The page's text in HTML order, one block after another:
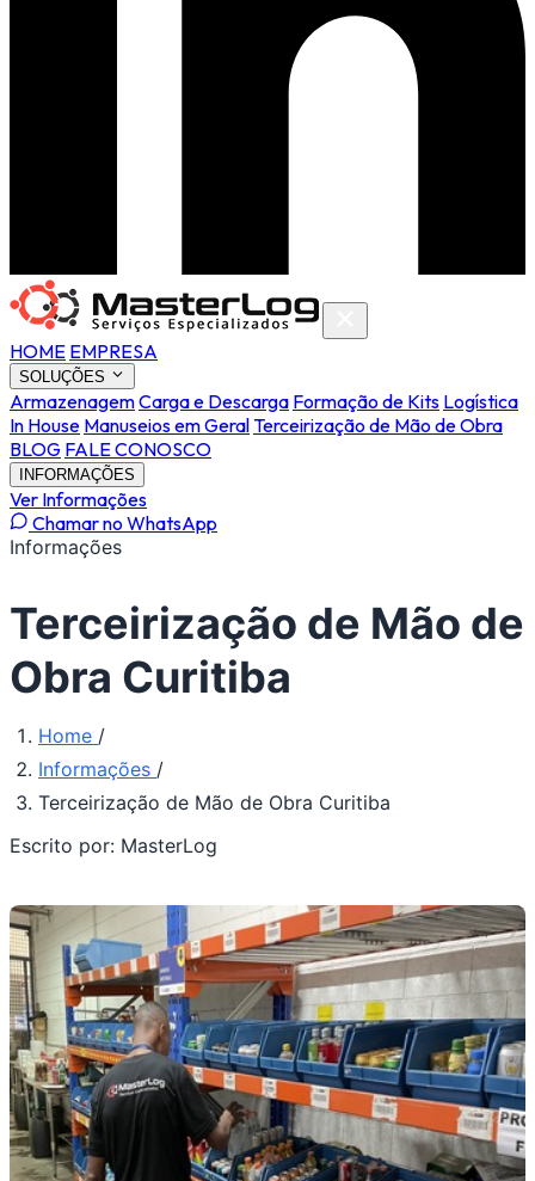
HOME EMPRESA
SOLUÇÕES
ArmazenagemCarga e Descarga Formação de Kits Logística
In House Manuseios em GeralTerceirização de Mão de Obra
BLOG FALE CONOSCO
INFORMAÇÕES
Ver Informações
Chamar no WhatsApp
Informações
Terceirização de Mão de
Obra Curitiba
Home /
Informações /
Terceirização de Mão de Obra Curitiba
Escrito por: MasterLog